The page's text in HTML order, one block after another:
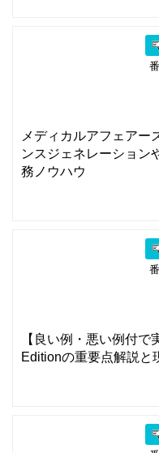
メディカルアフェアー
ンスジェネレーション
務ノウハウ
【良い例・悪い例付で
Editionの重要点解説と